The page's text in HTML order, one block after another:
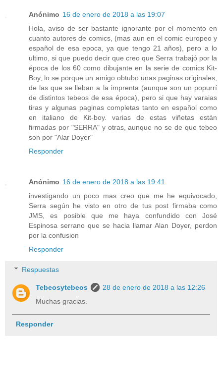
Anónimo 16 de enero de 2018 a las 19:07
Hola, aviso de ser bastante ignorante por el momento en
cuanto autores de comics, (mas aun en el comic europeo y
español de esa epoca, ya que tengo 21 años), pero a lo
ultimo, si que puedo decir que creo que Serra trabajó por la
época de los 60 como dibujante en la serie de comics Kit-
Boy, lo se porque un amigo obtubo unas paginas originales,
de las que se lleban a la imprenta (aunque son un popurrí
de distintos tebeos de esa época), pero si que hay varaias
tiras y algunas paginas completas tanto en español como
en italiano de Kit-boy. varias de estas viñetas están
firmadas por "SERRA" y otras, aunque no se de que tebeo
son por "Alar Doyer"
Responder
Anónimo 16 de enero de 2018 a las 19:41
investigando un poco mas creo que me he equivocado,
Serra según he visto en otro de tus post firmaba como
JMS, es posible que me haya confundido con José
Espinosa serrano que se hacia llamar Alan Doyer, perdon
por la confusion
Responder
Respuestas
Tebeosytebeos
28 de enero de 2018 a las 12:26
Muchas gracias.
Responder